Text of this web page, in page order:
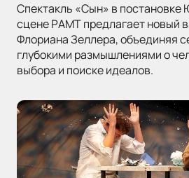
Спектакль «Сын» в постановке
сцене РАМТ предлагает новый
Флориана Зеллера, объединяя
глубокими размышлениями о
выбора и поиске идеалов.